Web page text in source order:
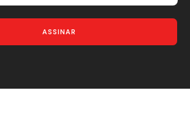
ASSINAR